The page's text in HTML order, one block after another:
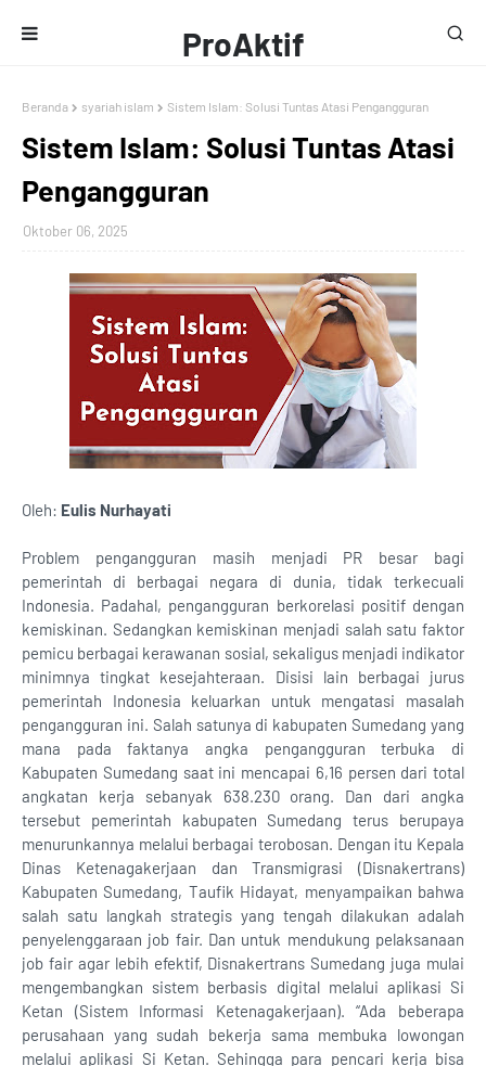
ProAktif
Media
Beranda syariah islam Sistem Islam: Solusi Tuntas Atasi Pengangguran
Sistem Islam: Solusi Tuntas Atasi
Pengangguran
Oktober 06, 2025
Oleh: Eulis Nurhayati
Problem pengangguran masih menjadi PR besar bagi
pemerintah di berbagai negara di dunia, tidak terkecuali
Indonesia. Padahal, pengangguran berkorelasi positif dengan
kemiskinan. Sedangkan kemiskinan menjadi salah satu faktor
pemicu berbagai kerawanan sosial, sekaligus menjadi indikator
minimnya tingkat kesejahteraan. Disisi lain berbagai jurus
pemerintah Indonesia keluarkan untuk mengatasi masalah
pengangguran ini. Salah satunya di kabupaten Sumedang yang
mana pada faktanya angka pengangguran terbuka di
Kabupaten Sumedang saat ini mencapai 6,16 persen dari total
angkatan kerja sebanyak 638.230 orang. Dan dari angka
tersebut pemerintah kabupaten Sumedang terus berupaya
menurunkannya melalui berbagai terobosan. Dengan itu Kepala
Dinas Ketenagakerjaan dan Transmigrasi (Disnakertrans)
Kabupaten Sumedang, Taufik Hidayat, menyampaikan bahwa
salah satu langkah strategis yang tengah dilakukan adalah
penyelenggaraan job fair. Dan untuk mendukung pelaksanaan
job fair agar lebih efektif, Disnakertrans Sumedang juga mulai
mengembangkan sistem berbasis digital melalui aplikasi Si
Ketan (Sistem Informasi Ketenagakerjaan). “Ada beberapa
perusahaan yang sudah bekerja sama membuka lowongan
melalui aplikasi Si Ketan. Sehingga para pencari kerja bisa